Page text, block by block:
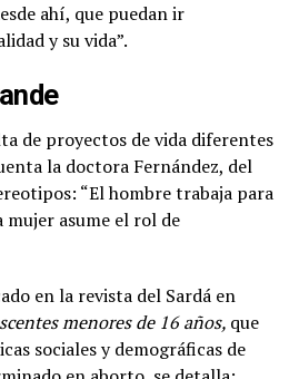
ahí, que puedan ir
y su vida”.
de proyectos de vida diferentes
la doctora Fernández, del
“El hombre trabaja para
asume el rol de
en la revista del Sardá en
menores de 16 años, que
sociales y demográficas de